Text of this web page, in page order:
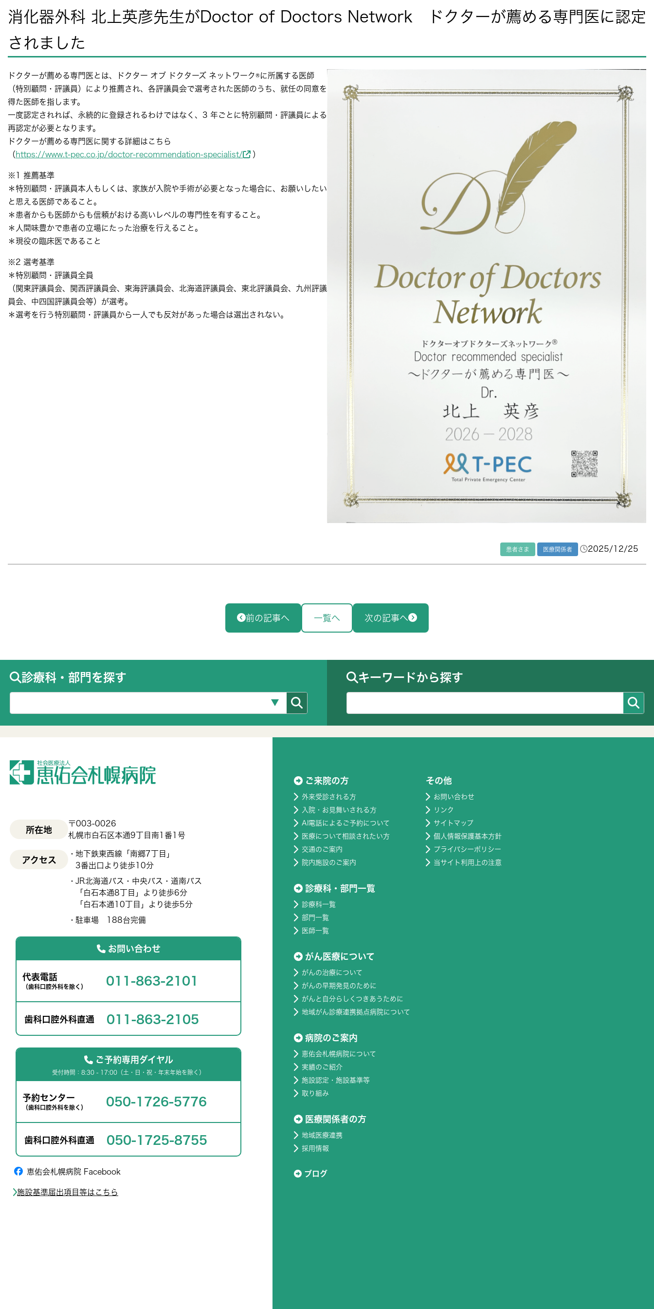
消化器外科 北上英彦先生がDoctor of Doctors Network ドクターが薦める専門医に認定
されました
ドクターが薦める専門医とは、ドクター オブ ドクターズ ネットワーク®に所属する医師
（特別顧問・評議員）により推薦され、各評議員会で選考された医師のうち、就任の同意を
得た医師を指します。
一度認定されれば、永続的に登録されるわけではなく、3 年ごとに特別顧問・評議員による
再認定が必要となります。
ドクターが薦める専門医に関する詳細はこちら
（ https://www.t-pec.co.jp/doctor-recommendation-specialist/ ）
※1 推薦基準
＊特別顧問・評議員本人もしくは、家族が入院や手術が必要となった場合に、お願いしたい
と思える医師であること。
＊患者からも医師からも信頼がおける高いレベルの専門性を有すること。
＊人間味豊かで患者の立場にたった治療を行えること。
＊現役の臨床医であること
※2 選考基準
＊特別顧問・評議員全員
（関東評議員会、関西評議員会、東海評議員会、北海道評議員会、東北評議員会、九州評議
員会、中四国評議員会等）が選考。
＊選考を行う特別顧問・評議員から一人でも反対があった場合は選出されない。
患者さま 医療関係者 2025/12/25
前の記事へ 一覧へ 次の記事へ
診療科・部門を探す キーワードから探す
所在地
〒003-0026
札幌市白石区本通9丁目南1番1号
アクセス
地下鉄東西線「南郷7丁目」
3番出口より徒歩10分
JR北海道バス・中央バス・道南バス
「白石本通8丁目」より徒歩6分
「白石本通10丁目」より徒歩5分
駐車場 188台完備
お問い合わせ
代表電話
（歯科口腔外科を除く） 011-863-2101
歯科口腔外科直通 011-863-2105
ご予約専用ダイヤル
受付時間：8:30 - 17:00（土・日・祝・年末年始を除く）
予約センター
（歯科口腔外科を除く） 050-1726-5776
歯科口腔外科直通 050-1725-8755
恵佑会札幌病院 Facebook
施設基準届出項目等はこちら
ご来院の方
外来受診される方
入院・お見舞いされる方
AI電話によるご予約について
医療について相談されたい方
交通のご案内
院内施設のご案内
診療科・部門一覧
診療科一覧
部門一覧
医師一覧
がん医療について
がんの治療について
がんの早期発見のために
がんと自分らしくつきあうために
地域がん診療連携拠点病院について
病院のご案内
恵佑会札幌病院について
実績のご紹介
施設認定・施設基準等
取り組み
医療関係者の方
地域医療連携
採用情報
ブログ
その他
お問い合わせ
リンク
サイトマップ
個人情報保護基本方針
プライバシーポリシー
当サイト利用上の注意